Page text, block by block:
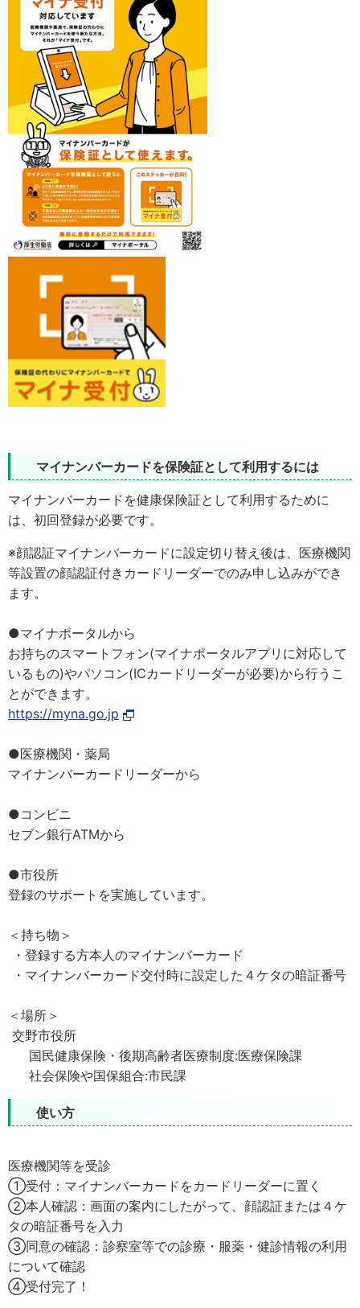
マイナンバーカードを保険証として利用するには
マイナンバーカードを健康保険証として利用するために
は、初回登録が必要です。
※顔認証マイナンバーカードに設定切り替え後は、医療機関
等設置の顔認証付きカードリーダーでのみ申し込みができ
ます。
●マイナポータルから
お持ちのスマートフォン(マイナポータルアプリに対応して
いるもの)やパソコン(ICカードリーダーが必要)から行うこ
とができます。
https://myna.go.jp
●医療機関・薬局
マイナンバーカードリーダーから
●コンビニ
セブン銀行ATMから
●市役所
登録のサポートを実施しています。
＜持ち物＞
・登録する方本人のマイナンバーカード
・マイナンバーカード交付時に設定した４ケタの暗証番号
＜場所＞
交野市役所
国民健康保険・後期高齢者医療制度:医療保険課
社会保険や国保組合:市民課
使い方
医療機関等を受診
①受付：マイナンバーカードをカードリーダーに置く
②本人確認：画面の案内にしたがって、顔認証または４ケ
タの暗証番号を入力
③同意の確認：診察室等での診療・服薬・健診情報の利用
について確認
④受付完了！